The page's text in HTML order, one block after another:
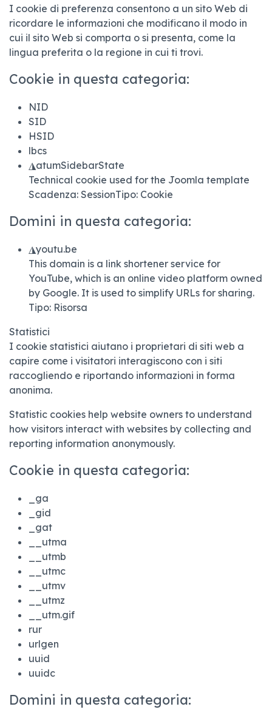
I cookie di preferenza consentono a un sito Web di
ricordare le informazioni che modificano il modo in
cui il sito Web si comporta o si presenta, come la
lingua preferita o la regione in cui ti trovi.
Cookie in questa categoria:
NID
SID
HSID
lbcs
◮atumSidebarState
Technical cookie used for the Joomla template
Scadenza: SessionTipo: Cookie
Domini in questa categoria:
◮youtu.be
This domain is a link shortener service for
YouTube, which is an online video platform owned
by Google. It is used to simplify URLs for sharing.
Tipo: Risorsa
Statistici
I cookie statistici aiutano i proprietari di siti web a
capire come i visitatori interagiscono con i siti
raccogliendo e riportando informazioni in forma
anonima.
Statistic cookies help website owners to understand
how visitors interact with websites by collecting and
reporting information anonymously.
Cookie in questa categoria:
_ga
_gid
_gat
__utma
__utmb
__utmc
__utmv
__utmz
__utm.gif
rur
urlgen
uuid
uuidc
Domini in questa categoria: